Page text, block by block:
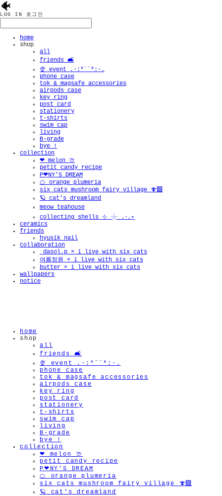
🐠
LOG IN 로그인
home
shop
all
friends 🛋️
🍨 event .·:*¨¨*:·.
phone case
tok & magsafe accessories
airpods case
key ring
post card
stationery
t-shirts
swim cap
living
B-grade
bye !
collection
❤︎ melon 🍈
petit candy recipe
P❤︎NY'S DREAM
🍊 orange plumeria
six cats mushroom fairy village 🍄‍🟫
🪐 cat's dreamland
meow teahouse
collecting shells ⊹ 𓇼 ⸝·⸝⋆
ceramics
friends
hyusik_nail
collaboration
_dasol.p × i live with six cats
여름정원 × i live with six cats
butter × i live with six cats
wallpapers
notice
home
shop
all
friends 🛋️
🍨 event .·:*¨¨*:·.
phone case
tok & magsafe accessories
airpods case
key ring
post card
stationery
t-shirts
swim cap
living
B-grade
bye !
collection
❤︎ melon 🍈
petit candy recipe
P❤︎NY'S DREAM
🍊 orange plumeria
six cats mushroom fairy village 🍄‍🟫
🪐 cat's dreamland